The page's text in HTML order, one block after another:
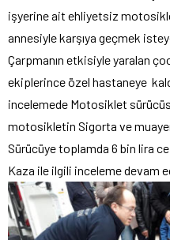
işyerine ait ehliyetsiz
annesiyle karşıya geçmek
Çarpmanın etkisiyle yaralan
ekiplerince özel hastaneye
incelemede Motosiklet
motosikletin Sigorta ve
Sürücüye toplamda 6 bin lira
Kaza ile ilgili inceleme devam